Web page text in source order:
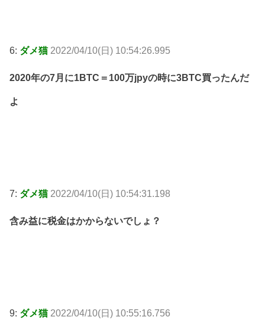
6: ダメ猫 2022/04/10(日) 10:54:26.995
2020年の7月に1BTC＝100万jpyの時に3BTC買ったんだ
よ
7: ダメ猫 2022/04/10(日) 10:54:31.198
含み益に税金はかからないでしょ？
9: ダメ猫 2022/04/10(日) 10:55:16.756